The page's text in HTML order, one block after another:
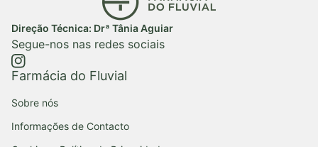
Direção Técnica: Drª Tânia Aguiar
Segue-nos nas redes sociais
https://www.instagram.com/farmaciadofluvial/
(ligação abre num novo separador/janela)
Farmácia do Fluvial
Sobre nós
Informações de Contacto